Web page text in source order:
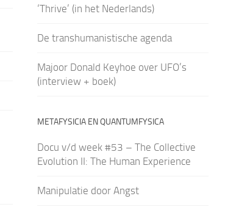
‘Thrive’ (in het Nederlands)
De transhumanistische agenda
Majoor Donald Keyhoe over UFO’s
(interview + boek)
METAFYSICIA EN QUANTUMFYSICA
Docu v/d week #53 – The Collective
Evolution II: The Human Experience
Manipulatie door Angst